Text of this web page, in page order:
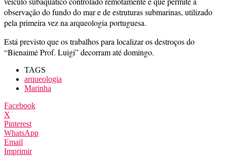
observação do fundo do mar e de estruturas submarinas, utilizado
pela primeira vez na arqueologia portuguesa.
Está previsto que os trabalhos para localizar os destroços do
“Bienaimé Prof. Luigi” decorram até domingo.
TAGS
arqueologia
Marinha
Facebook
X
Pinterest
WhatsApp
Email
Imprimir